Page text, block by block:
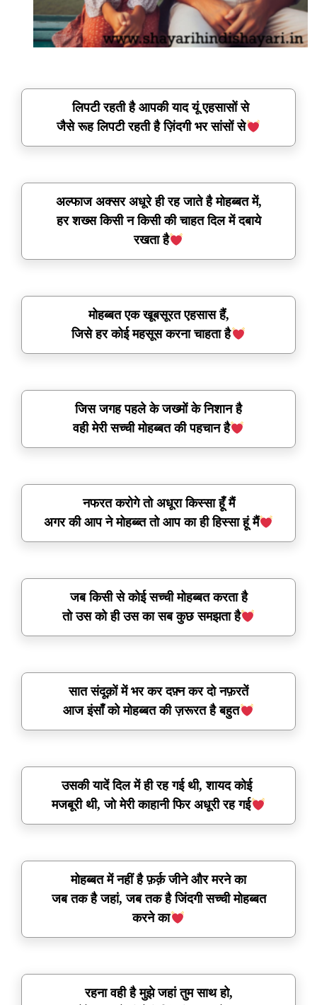
लिपटी रहती है आपकी याद यूं एहसासों से
जैसे रूह लिपटी रहती है ज़िंदगी भर सांसों से
अल्फाज अक्सर अधूरे ही रह जाते है मोहब्बत में,
हर शख्स किसी न किसी की चाहत दिल में दबाये
रखता है
मोहब्बत एक खूबसूरत एहसास हैं,
जिसे हर कोई महसूस करना चाहता है
जिस जगह पहले के जख्मों के निशान है
वही मेरी सच्ची मोहब्बत की पहचान है
नफरत करोगे तो अधूरा किस्सा हूँ मैं
अगर की आप ने मोहब्ब्त तो आप का ही हिस्सा हूं मैं
जब किसी से कोई सच्ची मोहब्बत करता है
तो उस को ही उस का सब कुछ समझता है
सात संदूक़ों में भर कर दफ़्न कर दो नफ़रतें
आज इंसाँ को मोहब्बत की ज़रूरत है बहुत
उसकी यादें दिल में ही रह गई थी, शायद कोई
मजबूरी थी, जो मेरी काहानी फिर अधूरी रह गई
मोहब्बत में नहीं है फ़र्क़ जीने और मरने का
जब तक है जहां, जब तक है जिंदगी सच्ची मोहब्बत
करने का
रहना वही है मुझे जहां तुम साथ हो,